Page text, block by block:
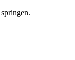
springen.